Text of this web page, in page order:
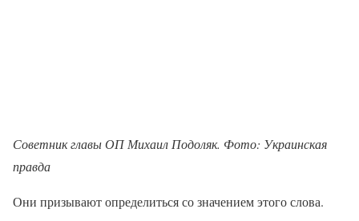
Советник главы ОП Михаил Подоляк. Фото: Украинская
правда
Они призывают определиться со значением этого слова.